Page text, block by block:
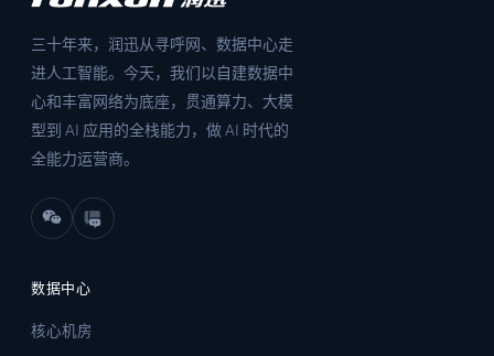
三十年来，润迅从寻呼网、数据中心走
进人工智能。今天，我们以自建数据中
心和丰富网络为底座，贯通算力、大模
型到 AI 应用的全栈能力，做 AI 时代的
全能力运营商。
数据中心
核心机房